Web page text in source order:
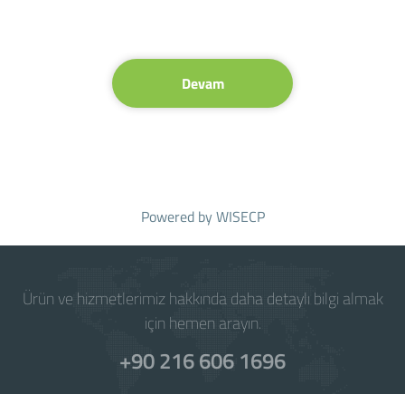
Devam
Powered byWISECP
Ürün ve hizmetlerimiz hakkında daha detaylı bilgi almak
için hemen arayın.
+90 216 606 1696